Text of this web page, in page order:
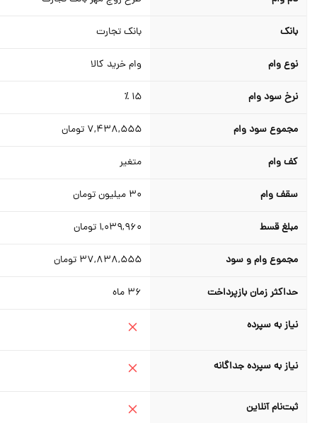
بانک بانک تجارت
نوع وام وام خرید کالا
نرخ سود وام
مجموع سود وام 7,438,555تومان
کف وام متغیر
سقف وام میلیون تومان
مبلغ قسط 1,039,960 تومان
مجموع وام و سود 37,838,555 تومان
حداکثر زمان بازپرداخت ماه
نیاز به سپرده
نیاز به سپرده جداگانه
ثبت‌نام آنلاین